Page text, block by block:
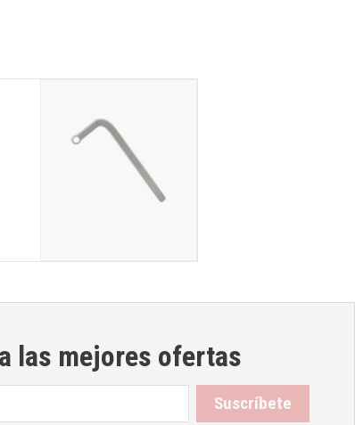
las mejores ofertas